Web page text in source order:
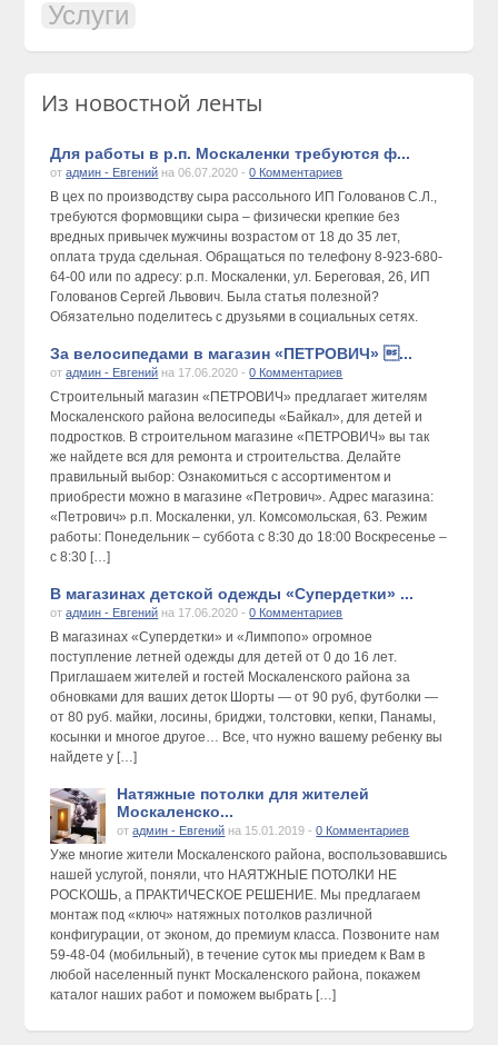
Услуги
Из новостной ленты
Для работы в р.п. Москаленки требуются ф...
отадмин - Евгений на 06.07.2020 -0 Комментариев
В цех по производству сыра рассольного ИП Голованов С.Л.,
требуются формовщики сыра – физически крепкие без
вредных привычек мужчины возрастом от 18 до 35 лет,
оплата труда сдельная. Обращаться по телефону 8-923-680-
64-00 или по адресу: р.п. Москаленки, ул. Береговая, 26, ИП
Голованов Сергей Львович. Была статья полезной?
Обязательно поделитесь с друзьями в социальных сетях.
За велосипедами в магазин «ПЕТРОВИЧ» ...
отадмин - Евгений на 17.06.2020 -0 Комментариев
Строительный магазин «ПЕТРОВИЧ» предлагает жителям
Москаленского района велосипеды «Байкал», для детей и
подростков. В строительном магазине «ПЕТРОВИЧ» вы так
же найдете вся для ремонта и строительства. Делайте
правильный выбор: Ознакомиться с ассортиментом и
приобрести можно в магазине «Петрович». Адрес магазина:
«Петрович» р.п. Москаленки, ул. Комсомольская, 63. Режим
работы: Понедельник – суббота с 8:30 до 18:00 Воскресенье –
с 8:30 […]
В магазинах детской одежды «Супердетки» ...
отадмин - Евгений на 17.06.2020 -0 Комментариев
В магазинах «Супердетки» и «Лимпопо» огромное
поступление летней одежды для детей от 0 до 16 лет.
Приглашаем жителей и гостей Москаленского района за
обновками для ваших деток Шорты — от 90 руб, футболки —
от 80 руб. майки, лосины, бриджи, толстовки, кепки, Панамы,
косынки и многое другое… Все, что нужно вашему ребенку вы
найдете у […]
Натяжные потолки для жителей
Москаленско...
отадмин - Евгений на 15.01.2019 -0 Комментариев
Уже многие жители Москаленского района, воспользовавшись
нашей услугой, поняли, что НАЯТЖНЫЕ ПОТОЛКИ НЕ
РОСКОШЬ, а ПРАКТИЧЕСКОЕ РЕШЕНИЕ. Мы предлагаем
монтаж под «ключ» натяжных потолков различной
конфигурации, от эконом, до премиум класса. Позвоните нам
59-48-04 (мобильный), в течение суток мы приедем к Вам в
любой населенный пункт Москаленского района, покажем
каталог наших работ и поможем выбрать […]